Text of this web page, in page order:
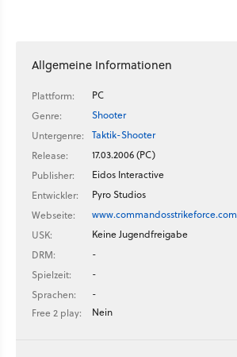
Allgemeine Informationen
Plattform:
PC
Genre:
Shooter
Untergenre:
Taktik-Shooter
Release:
17.03.2006 (PC)
Publisher:
Eidos Interactive
Entwickler:
Pyro Studios
Webseite:
www.commandosstrikeforce.com
USK:
Keine Jugendfreigabe
DRM:
-
Spielzeit:
-
Sprachen:
-
Free 2 play:
Nein